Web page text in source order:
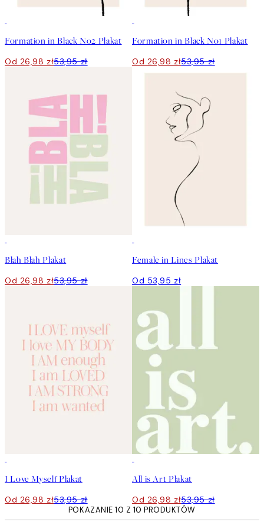
Formation in Black No2 Plakat
Od 26,98 zł53,95 zł
Formation in Black No1 Plakat
Od 26,98 zł53,95 zł
Blah Blah Plakat
Od 26,98 zł53,95 zł
Female in Lines Plakat
Od 53,95 zł
I Love Myself Plakat
Od 26,98 zł53,95 zł
All is Art Plakat
Od 26,98 zł53,95 zł
POKAZANIE 10 Z 10 PRODUKTÓW